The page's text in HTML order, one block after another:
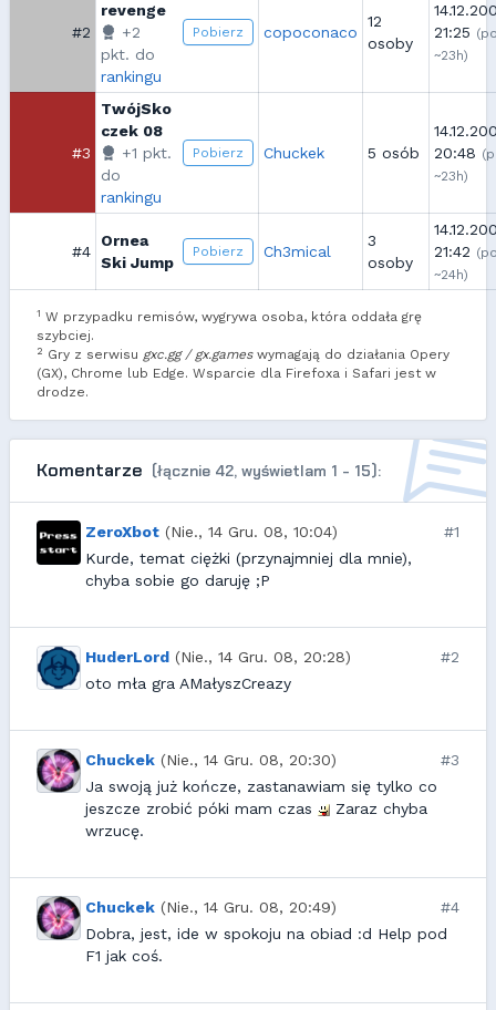
#2
revenge
+2
pkt. do
rankingu
Pobierz copoconaco
12
osoby
21:25
~23h)
#3
TwójSko
czek 08
+1 pkt.
do
rankingu
Pobierz Chuckek 5 osób
20:48
~23h)
#4
Ornea
Ski Jump
Pobierz Ch3mical
3
osoby
21:42
~24h)
1 W przypadku remisów, wygrywa osoba, która oddała grę
szybciej.
2 Gry z serwisu gxc.gg / gx.gameswymagają do działania Opery
(GX), Chrome lub Edge. Wsparcie dla Firefoxa i Safari jest w
drodze.
Komentarze (łącznie 42, wyświetlam 1 - 15):
ZeroXbot (Nie., 14 Gru. 08, 10:04)
#1
Kurde, temat ciężki (przynajmniej dla mnie),
chyba sobie go daruję ;P
HuderLord (Nie., 14 Gru. 08, 20:28)
#2
oto mła gra AMałyszCreazy
Chuckek (Nie., 14 Gru. 08, 20:30)
#3
Ja swoją już kończe, zastanawiam się tylko co
jeszcze zrobić póki mam czas
Zaraz chyba
wrzucę.
Chuckek (Nie., 14 Gru. 08, 20:49)
#4
Dobra, jest, ide w spokoju na obiad :d Help pod
F1 jak coś.